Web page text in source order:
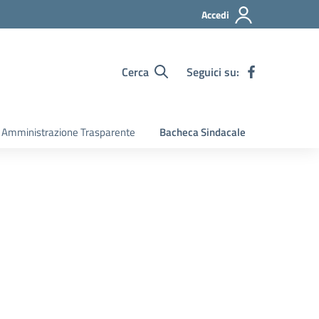
Accedi
Cerca Seguici su:
Amministrazione Trasparente Bacheca Sindacale